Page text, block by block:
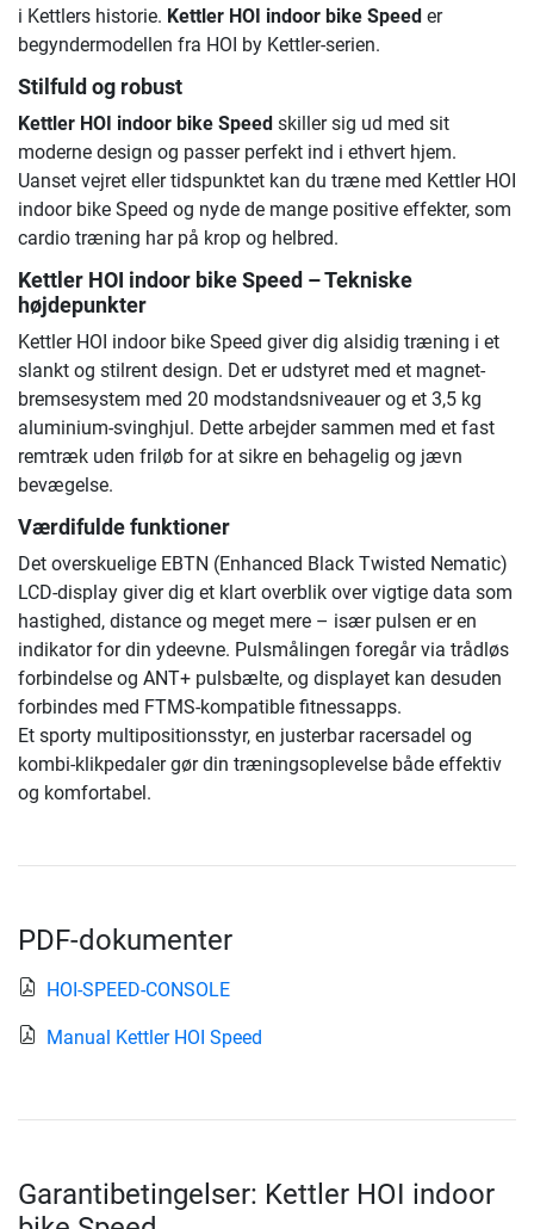
i Kettlers historie. Kettler HOI indoor bike Speed er
begyndermodellen fra HOI by Kettler-serien.
Stilfuld og robust
Kettler HOI indoor bike Speed skiller sig ud med sit
moderne design og passer perfekt ind i ethvert hjem.
Uanset vejret eller tidspunktet kan du træne med Kettler HOI
indoor bike Speed og nyde de mange positive effekter, som
cardio træning har på krop og helbred.
Kettler HOI indoor bike Speed – Tekniske
højdepunkter
Kettler HOI indoor bike Speed giver dig alsidig træning i et
slankt og stilrent design. Det er udstyret med et magnet-
bremsesystem med 20 modstandsniveauer og et 3,5 kg
aluminium-svinghjul. Dette arbejder sammen med et fast
remtræk uden friløb for at sikre en behagelig og jævn
bevægelse.
Værdifulde funktioner
Det overskuelige EBTN (Enhanced Black Twisted Nematic)
LCD-display giver dig et klart overblik over vigtige data som
hastighed, distance og meget mere – især pulsen er en
indikator for din ydeevne. Pulsmålingen foregår via trådløs
forbindelse og ANT+ pulsbælte, og displayet kan desuden
forbindes med FTMS-kompatible fitnessapps.
Et sporty multipositionsstyr, en justerbar racersadel og
kombi-klikpedaler gør din træningsoplevelse både effektiv
og komfortabel.
PDF-dokumenter
HOI-SPEED-CONSOLE
Manual Kettler HOI Speed
Garantibetingelser: Kettler HOI indoor